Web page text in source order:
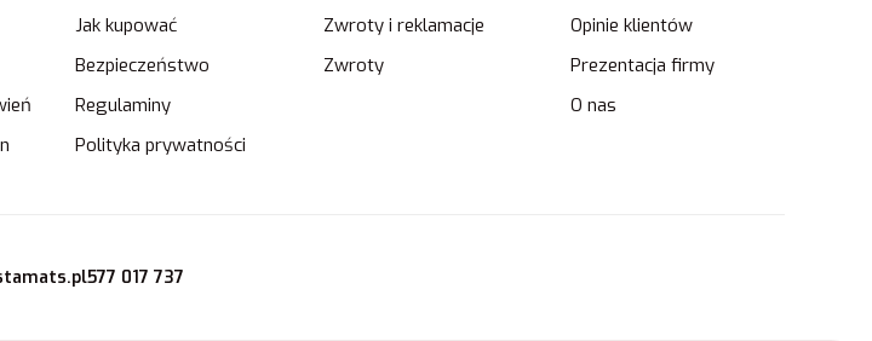
Jak kupować
Bezpieczeństwo
Regulaminy
Polityka prywatności
Zwroty i reklamacje
Zwroty
Opinie klientów
Prezentacja firmy
O nas
577 017 737